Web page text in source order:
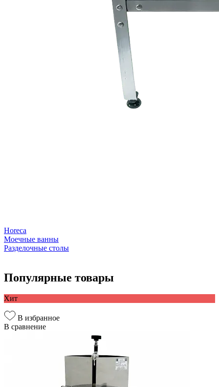
Horeca
Моечные ванны
Разделочные столы
Популярные товары
Хит
В избранное
В сравнение